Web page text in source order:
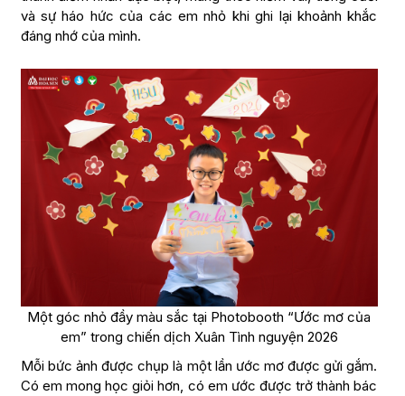
và sự háo hức của các em nhỏ khi ghi lại khoảnh khắc
đáng nhớ của mình.
Một góc nhỏ đầy màu sắc tại Photobooth “Ước mơ của
em” trong chiến dịch Xuân Tình nguyện 2026
Mỗi bức ảnh được chụp là một lần ước mơ được gửi gắm.
Có em mong học giỏi hơn, có em ước được trở thành bác